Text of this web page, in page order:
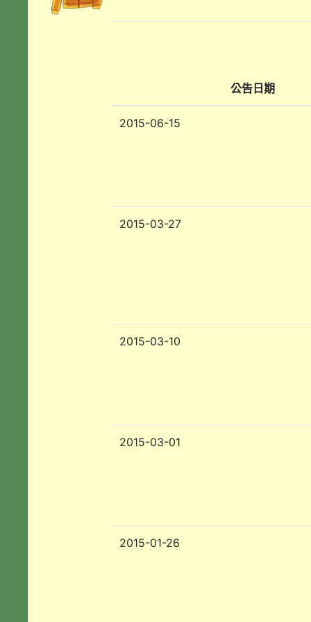
公告日期
2015-06-15
2015-03-27
2015-03-10
2015-03-01
2015-01-26